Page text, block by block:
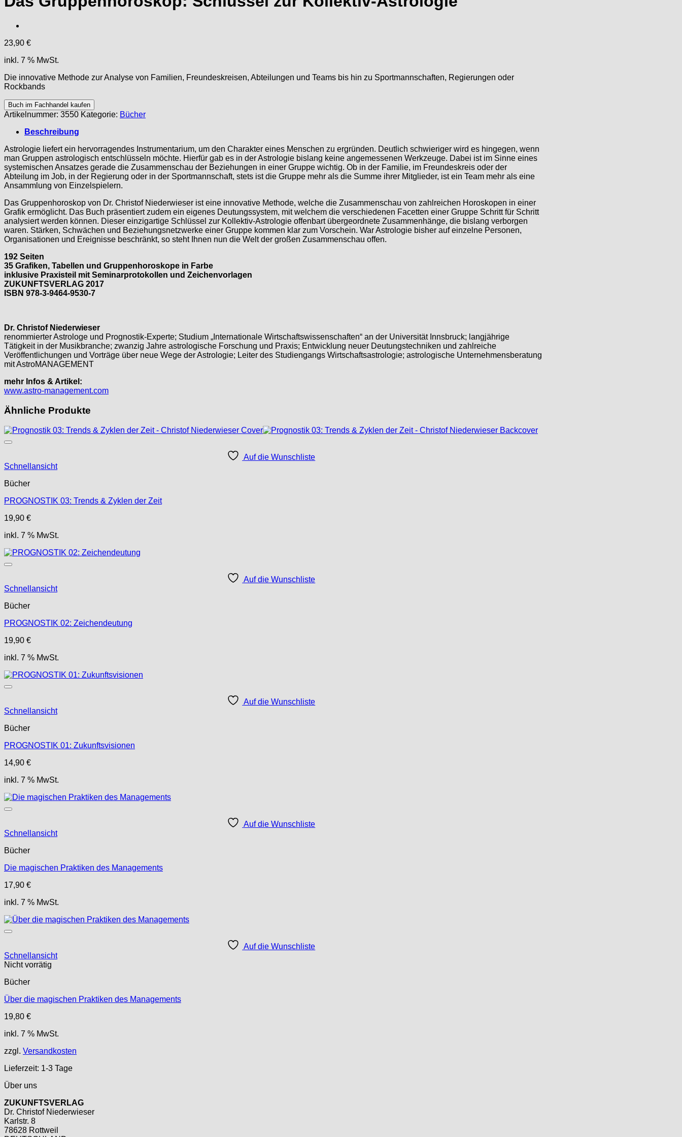
23,90 €
inkl. 7 % MwSt.
Die innovative Methode zur Analyse von Familien, Freundeskreisen, Abteilungen und Teams bis hin zu Sportmannschaften, Regierungen oder
Rockbands
Buch im Fachhandel kaufen
Artikelnummer: 3550 Kategorie: Bücher
Beschreibung
Astrologie liefert ein hervorragendes Instrumentarium, um den Charakter eines Menschen zu ergründen. Deutlich schwieriger wird es hingegen, wenn
man Gruppen astrologisch entschlüsseln möchte. Hierfür gab es in der Astrologie bislang keine angemessenen Werkzeuge. Dabei ist im Sinne eines
systemischen Ansatzes gerade die Zusammenschau der Beziehungen in einer Gruppe wichtig. Ob in der Familie, im Freundeskreis oder der
Abteilung im Job, in der Regierung oder in der Sportmannschaft, stets ist die Gruppe mehr als die Summe ihrer Mitglieder, ist ein Team mehr als eine
Ansammlung von Einzelspielern.
Das Gruppenhoroskop von Dr. Christof Niederwieser ist eine innovative Methode, welche die Zusammenschau von zahlreichen Horoskopen in einer
Grafik ermöglicht. Das Buch präsentiert zudem ein eigenes Deutungssystem, mit welchem die verschiedenen Facetten einer Gruppe Schritt für Schritt
analysiert werden können. Dieser einzigartige Schlüssel zur Kollektiv-Astrologie offenbart übergeordnete Zusammenhänge, die bislang verborgen
waren. Stärken, Schwächen und Beziehungsnetzwerke einer Gruppe kommen klar zum Vorschein. War Astrologie bisher auf einzelne Personen,
Organisationen und Ereignisse beschränkt, so steht Ihnen nun die Welt der großen Zusammenschau offen.
192 Seiten
35 Grafiken, Tabellen und Gruppenhoroskope in Farbe
inklusive Praxisteil mit Seminarprotokollen und Zeichenvorlagen
ZUKUNFTSVERLAG 2017
ISBN 978-3-9464-9530-7
Dr. Christof Niederwieser
renommierter Astrologe und Prognostik-Experte; Studium „Internationale Wirtschaftswissenschaften“ an der Universität Innsbruck; langjährige
Tätigkeit in der Musikbranche; zwanzig Jahre astrologische Forschung und Praxis; Entwicklung neuer Deutungstechniken und zahlreiche
Veröffentlichungen und Vorträge über neue Wege der Astrologie; Leiter des Studiengangs Wirtschaftsastrologie; astrologische Unternehmensberatung
mit AstroMANAGEMENT
mehr Infos & Artikel:
www.astro-management.com
Ähnliche Produkte
Auf die Wunschliste
Schnellansicht
Bücher
PROGNOSTIK 03: Trends & Zyklen der Zeit
19,90 €
inkl. 7 % MwSt.
Auf die Wunschliste
Schnellansicht
Bücher
PROGNOSTIK 02: Zeichendeutung
19,90 €
inkl. 7 % MwSt.
Auf die Wunschliste
Schnellansicht
Bücher
PROGNOSTIK 01: Zukunftsvisionen
14,90 €
inkl. 7 % MwSt.
Auf die Wunschliste
Schnellansicht
Bücher
Die magischen Praktiken des Managements
17,90 €
inkl. 7 % MwSt.
Auf die Wunschliste
Schnellansicht
Nicht vorrätig
Bücher
Über die magischen Praktiken des Managements
19,80 €
inkl. 7 % MwSt.
zzgl. Versandkosten
Lieferzeit: 1-3 Tage
Über uns
ZUKUNFTSVERLAG
Dr. Christof Niederwieser
Karlstr. 8
78628 Rottweil